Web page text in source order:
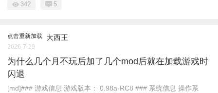
342 5
点击重新加载 大西王
2026-7-29
为什么几个月不玩后加了几个mod后就在加载游戏时
闪退
[md]### 游戏信息 游戏版本： 0.98a-RC8 ### 系统信息 操作系